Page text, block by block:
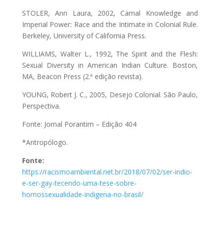
STOLER, Ann Laura, 2002, Carnal Knowledge and
Imperial Power: Race and the Intimate in Colonial Rule.
Berkeley, University of California Press.
WILLIAMS, Walter L., 1992, The Spirit and the Flesh:
Sexual Diversity in American Indian Culture. Boston,
MA, Beacon Press (2.ª edição revista).
YOUNG, Robert J. C., 2005, Desejo Colonial. São Paulo,
Perspectiva.
Fonte: Jornal Porantim – Edição 404
*Antropólogo.
Fonte:
https://racismoambiental.net.br/2018/07/02/ser-indio-
e-ser-gay-tecendo-uma-tese-sobre-
homossexualidade-indigena-no-brasil/